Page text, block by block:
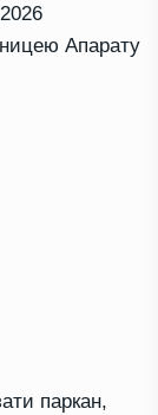
Апарату
паркан,